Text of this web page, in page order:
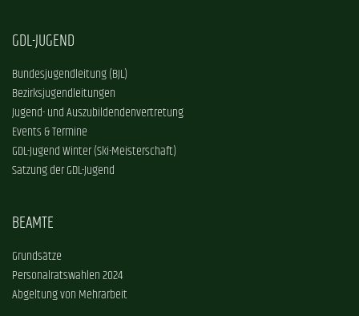
GDL-JUGEND
Bundesjugendleitung (BJL)
Bezirksjugendleitungen
Jugend- und Auszubildendenvertretung
Events & Termine
GDL-Jugend Winter (Ski-Meisterschaft)
Satzung der GDL-Jugend
BEAMTE
Grundsätze
Personalratswahlen 2024
Abgeltung von Mehrarbeit